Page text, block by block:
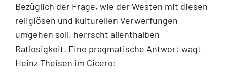
Bezüglich der Frage, wie der Westen mit diesen
religiösen und kulturellen Verwerfungen
umgehen soll, herrscht allenthalben
Ratlosigkeit. Eine pragmatische Antwort wagt
Heinz Theisen im Cicero: